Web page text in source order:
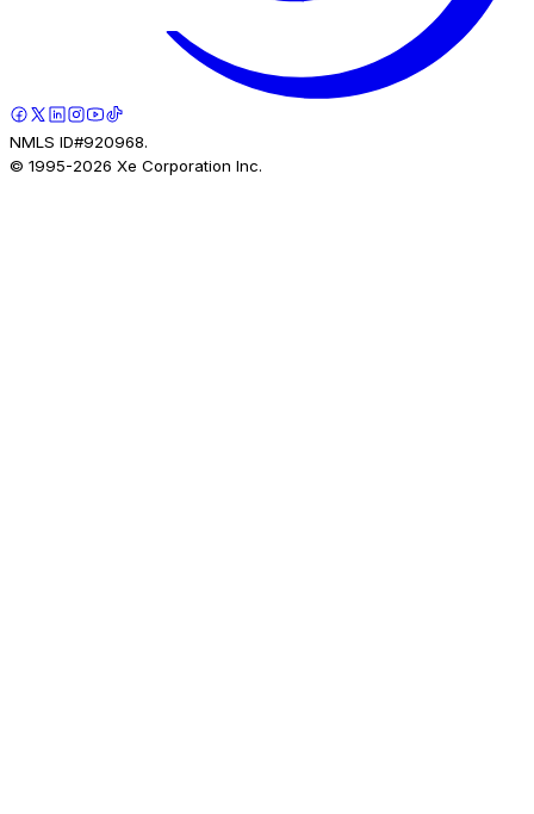
NMLS ID#920968.
© 1995-2026 Xe Corporation Inc.